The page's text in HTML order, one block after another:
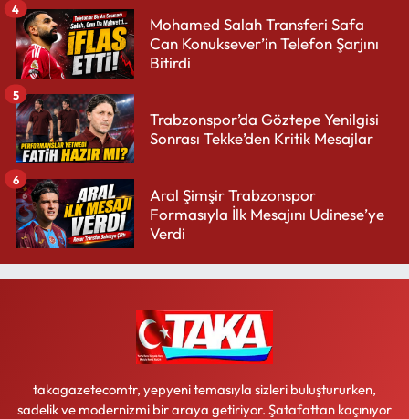
Mohamed Salah Transferi Safa
Can Konuksever’in Telefon Şarjını
Bitirdi
4
Trabzonspor’da Göztepe Yenilgisi
Sonrası Tekke’den Kritik Mesajlar
5
Aral Şimşir Trabzonspor
Formasıyla İlk Mesajını Udinese’ye
Verdi
6
takagazetecomtr, yepyeni temasıyla sizleri buluştururken,
sadelik ve modernizmi bir araya getiriyor. Şatafattan kaçınıyor